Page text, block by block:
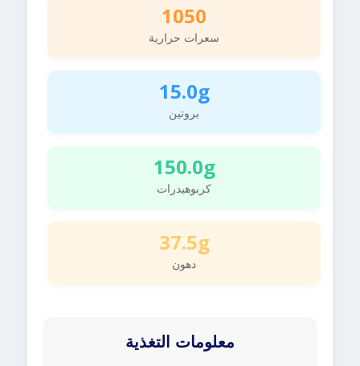
1050
سعرات حرارية
15.0g
بروتين
150.0g
كربوهيدرات
37.5g
دهون
معلومات التغذية